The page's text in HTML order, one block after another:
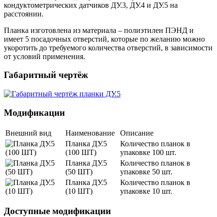
кондуктометрических датчиков ДУ.3, ДУ.4 и ДУ.5 на
расстоянии.
Планка изготовлена из материала – полиэтилен ПЭНД и
имеет 5 посадочных отверстий, которые по желанию можно
укоротить до требуемого количества отверстий, в зависимости
от условий применения.
Габаритный чертёж
Модификации
Внешний вид Наименование
Описание
Планка ДУ.5
(100 ШТ)
Количество планок в
упаковке 100 шт.
Планка ДУ.5
(50 ШТ)
Количество планок в
упаковке 50 шт.
Планка ДУ.5
(10 ШТ)
Количество планок в
упаковке 10 шт.
Доступные модификации